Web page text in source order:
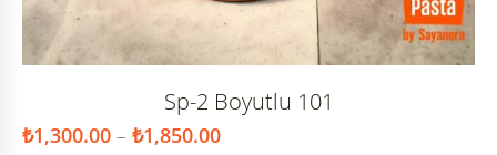
Sp-2 Boyutlu 101
₺1,300.00 – ₺1,850.00